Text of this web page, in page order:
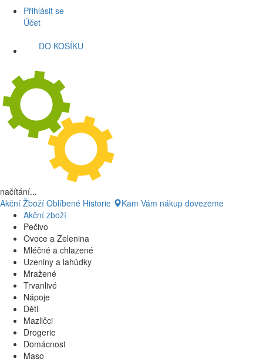
Přihlásit se
Účet
DO KOŠÍKU
načítání...
Akční Žboží Oblíbené Historie
Kam Vám nákup dovezeme
Akční zboží
Pečivo
Ovoce a Zelenina
Mléčné a chlazené
Uzeniny a lahůdky
Mražené
Trvanlivé
Nápoje
Děti
Mazličci
Drogerie
Domácnost
Maso